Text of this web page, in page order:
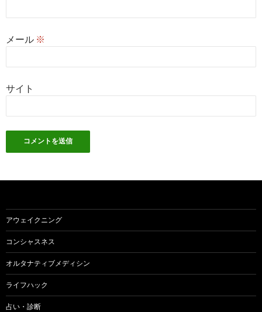
メール ※
サイト
アウェイクニング
コンシャスネス
オルタナティブメディシン
ライフハック
占い・診断